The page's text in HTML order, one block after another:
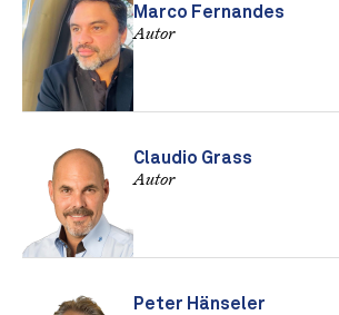
Marco Fernandes
Autor
Claudio Grass
Autor
Peter Hänseler